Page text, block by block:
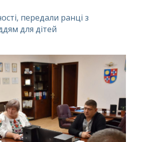
передали ранці з
для дітей